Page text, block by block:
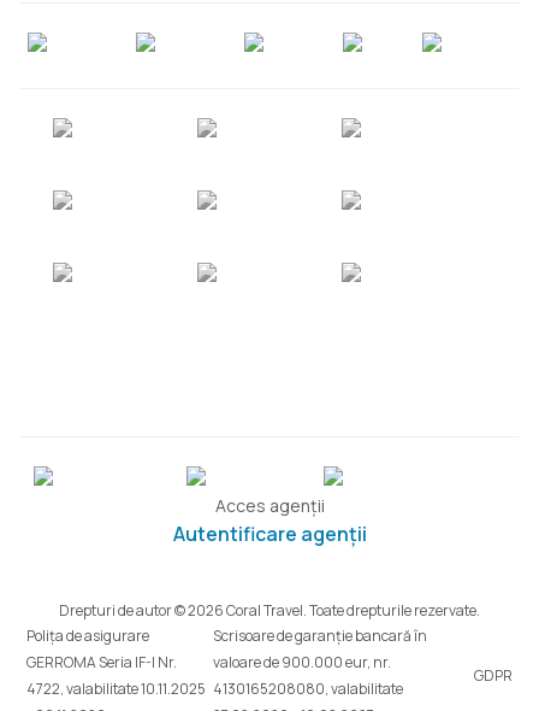
Acces agenții
Autentificare agenții
Drepturi de autor © 2026 Coral Travel. Toate drepturile rezervate.
Polița de asigurare
GERROMA Seria IF-I Nr.
4722, valabilitate 10.11.2025
Scrisoare de garanție bancară în
valoare de 900.000 eur, nr.
4130165208080, valabilitate
GDPR